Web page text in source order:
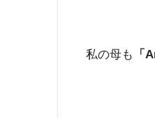
私の母も 「